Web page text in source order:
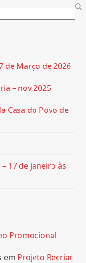
de Março de 2026
– nov 2025
Casa do Povo de
17 de janeiro às
Promocional
em Projeto Recriar